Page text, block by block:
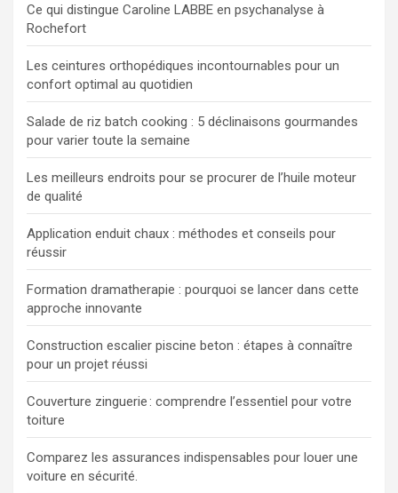
Ce qui distingue Caroline LABBE en psychanalyse à
Rochefort
Les ceintures orthopédiques incontournables pour un
confort optimal au quotidien
Salade de riz batch cooking : 5 déclinaisons gourmandes
pour varier toute la semaine
Les meilleurs endroits pour se procurer de l’huile moteur
de qualité
Application enduit chaux : méthodes et conseils pour
réussir
Formation dramatherapie : pourquoi se lancer dans cette
approche innovante
Construction escalier piscine beton : étapes à connaître
pour un projet réussi
Couverture zinguerie : comprendre l’essentiel pour votre
toiture
Comparez les assurances indispensables pour louer une
voiture en sécurité.